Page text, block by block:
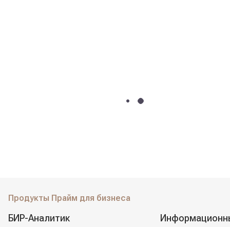
Продукты Прайм для бизнеса
БИР-Аналитик